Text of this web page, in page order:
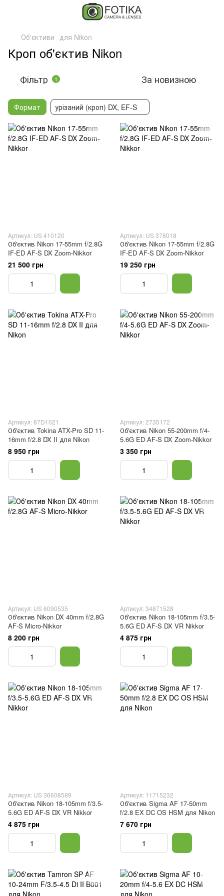
Об'єктиви для Nikon
Кроп об'єктив Nikon
Фільтр 1 За новизною
Формат урізаний (кроп) DX, EF-S
Артикул: US 410120
Об'єктив Nikon 17-55mm f/2.8G
IF-ED AF-S DX Zoom-Nikkor
21 500 грн
Артикул: US 378018
Об'єктив Nikon 17-55mm f/2.8G
IF-ED AF-S DX Zoom-Nikkor
19 250 грн
Артикул: 87D1021
Об'єктив Tokina ATX-Pro SD 11-
16mm f/2.8 DX II для Nikon
8 950 грн
Артикул: 2735172
Об'єктив Nikon 55-200mm f/4-
5.6G ED AF-S DX Zoom-Nikkor
3 350 грн
Артикул: US 6090535
Об'єктив Nikon DX 40mm f/2.8G
AF-S Micro-Nikkor
8 200 грн
Артикул: 34871528
Об'єктив Nikon 18-105mm f/3.5-
5.6G ED AF-S DX VR Nikkor
4 875 грн
Артикул: US 36608589
Об'єктив Nikon 18-105mm f/3.5-
5.6G ED AF-S DX VR Nikkor
4 875 грн
Артикул: 11715232
Об'єктив Sigma AF 17-50mm
f/2.8 EX DC OS HSM для Nikon
7 670 грн